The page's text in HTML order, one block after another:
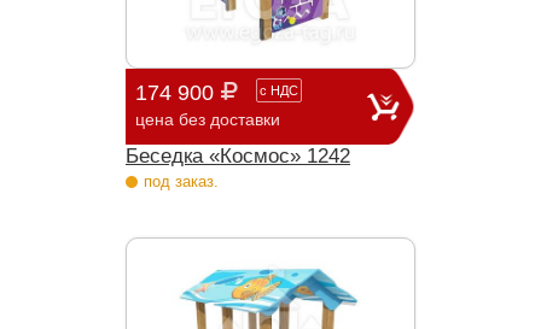
174 900 с НДС
цена без доставки
Беседка «Космос» 1242
под заказ.